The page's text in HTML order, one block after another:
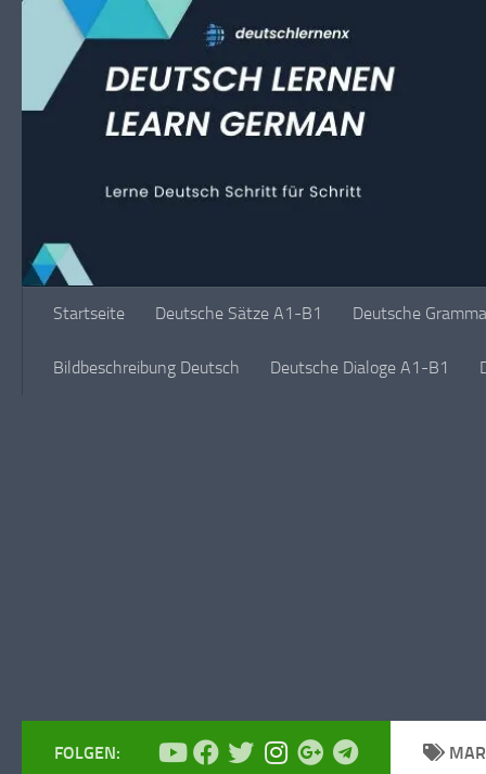
Unter dem Inhalt
Startseite Deutsche Sätze A1-B1 Deutsche
Bildbeschreibung Deutsch Deutsche Dialoge A1-B1
FOLGEN: